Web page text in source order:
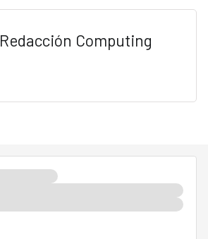
Redacción Computing